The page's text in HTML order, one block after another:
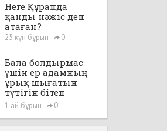
Неге Құранда
қанды нәжіс деп
атаған?
25 күн бұрын 0
Бала болдырмас
үшін ер адамның
ұрық шығатын
түтігін бітеп
тастауға, яғни,
"вазэктомия"
жасатуға бола ма?
1 ай бұрын 0